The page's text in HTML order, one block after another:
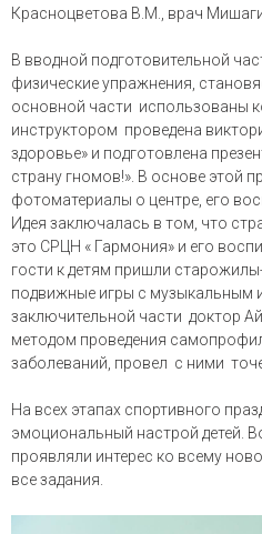
Красноцветова В.М., врач
В вводной подготовительной
физические упражнения,
основной части использованы
инструктором проведена
здоровье» и подготовлена
страну гномов!». В основе этой
фотоматериалы о центре, его
Идея заключалась в том, что
это СРЦН « Гармония» и его
гости к детям пришли
подвижные игры с музыкальным
заключительной части доктор
методом проведения
заболеваний, провел с ними
На всех этапах спортивного
эмоциональный настрой детей.
проявляли интерес ко всему
все задания.